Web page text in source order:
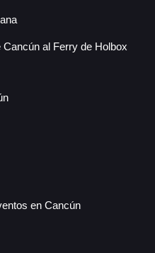
al Ferry de Holbox
en Cancún